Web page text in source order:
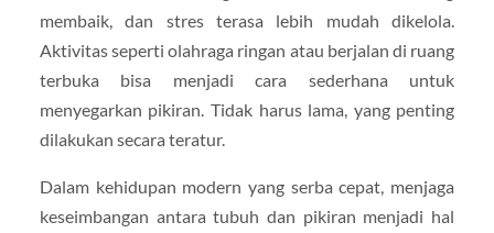
membaik, dan stres terasa lebih mudah dikelola.
Aktivitas seperti olahraga ringan atau berjalan di ruang
terbuka bisa menjadi cara sederhana untuk
menyegarkan pikiran. Tidak harus lama, yang penting
dilakukan secara teratur.
Dalam kehidupan modern yang serba cepat, menjaga
keseimbangan antara tubuh dan pikiran menjadi hal